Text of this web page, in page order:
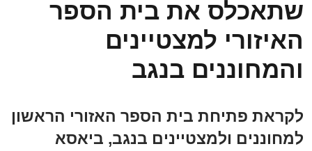
שתאכלס את בית הספר
האיזורי למצטיינים
והמחוננים בנגב
לקראת פתיחת בית הספר האזורי הראשון
למחוננים ולמצטיינים בנגב, ביאסא